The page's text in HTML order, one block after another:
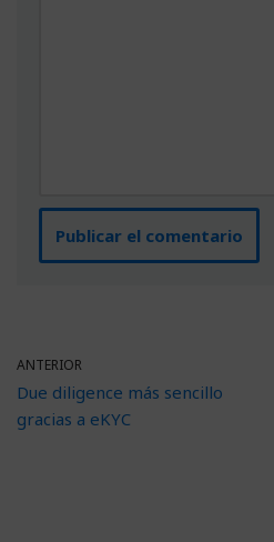
ANTERIOR
Due diligence más sencillo
gracias a eKYC